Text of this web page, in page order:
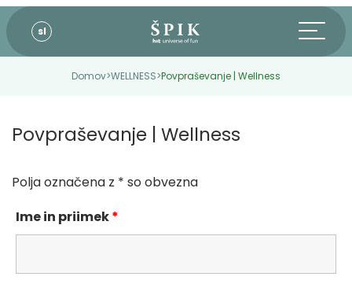
sl
Domov>WELLNESS>Povpraševanje | Wellness
Povpraševanje | Wellness
Polja označena z * so obvezna
Ime in priimek*